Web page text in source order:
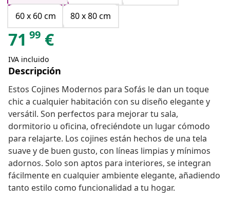
60 x 60 cm
80 x 80 cm
71 99 €
IVA incluido
Descripción
Estos Cojines Modernos para Sofás le dan un toque
chic a cualquier habitación con su diseño elegante y
versátil. Son perfectos para mejorar tu sala,
dormitorio u oficina, ofreciéndote un lugar cómodo
para relajarte. Los cojines están hechos de una tela
suave y de buen gusto, con líneas limpias y mínimos
adornos. Solo son aptos para interiores, se integran
fácilmente en cualquier ambiente elegante, añadiendo
tanto estilo como funcionalidad a tu hogar.